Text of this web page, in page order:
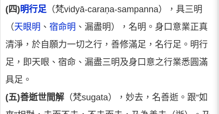
(四)明行足（梵vidyā-caraņa-sampanna），具三明
（天眼明 、 宿命明 、漏盡明），名明。身口意業正真
清淨，於自願力一切之行，善修滿足，名行足。明行
足，即天眼、宿命、漏盡三明及身口意之行業悉圓滿
具足。
(五)善逝世間解 （梵sugata），妙去，名善逝。跟“如